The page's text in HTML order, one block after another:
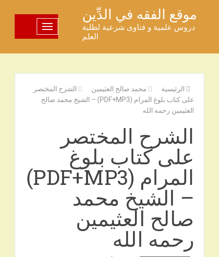
المحتوى
موقع الفقه في الدِّين
دروس علمية و فتاوى شرعية لطلبة
العلم
تبديل اللوحة
الرئيسية محمد صالح العثيمين
الشرح المختصر
على كتاب بلوغ المرام (PDF+MP3) – الشيخ محمد صالح
العثيمين رحمه الله
الشرح المختصر
على كتاب بلوغ
المرام (PDF+MP3)
– الشيخ محمد
صالح العثيمين
رحمه الله